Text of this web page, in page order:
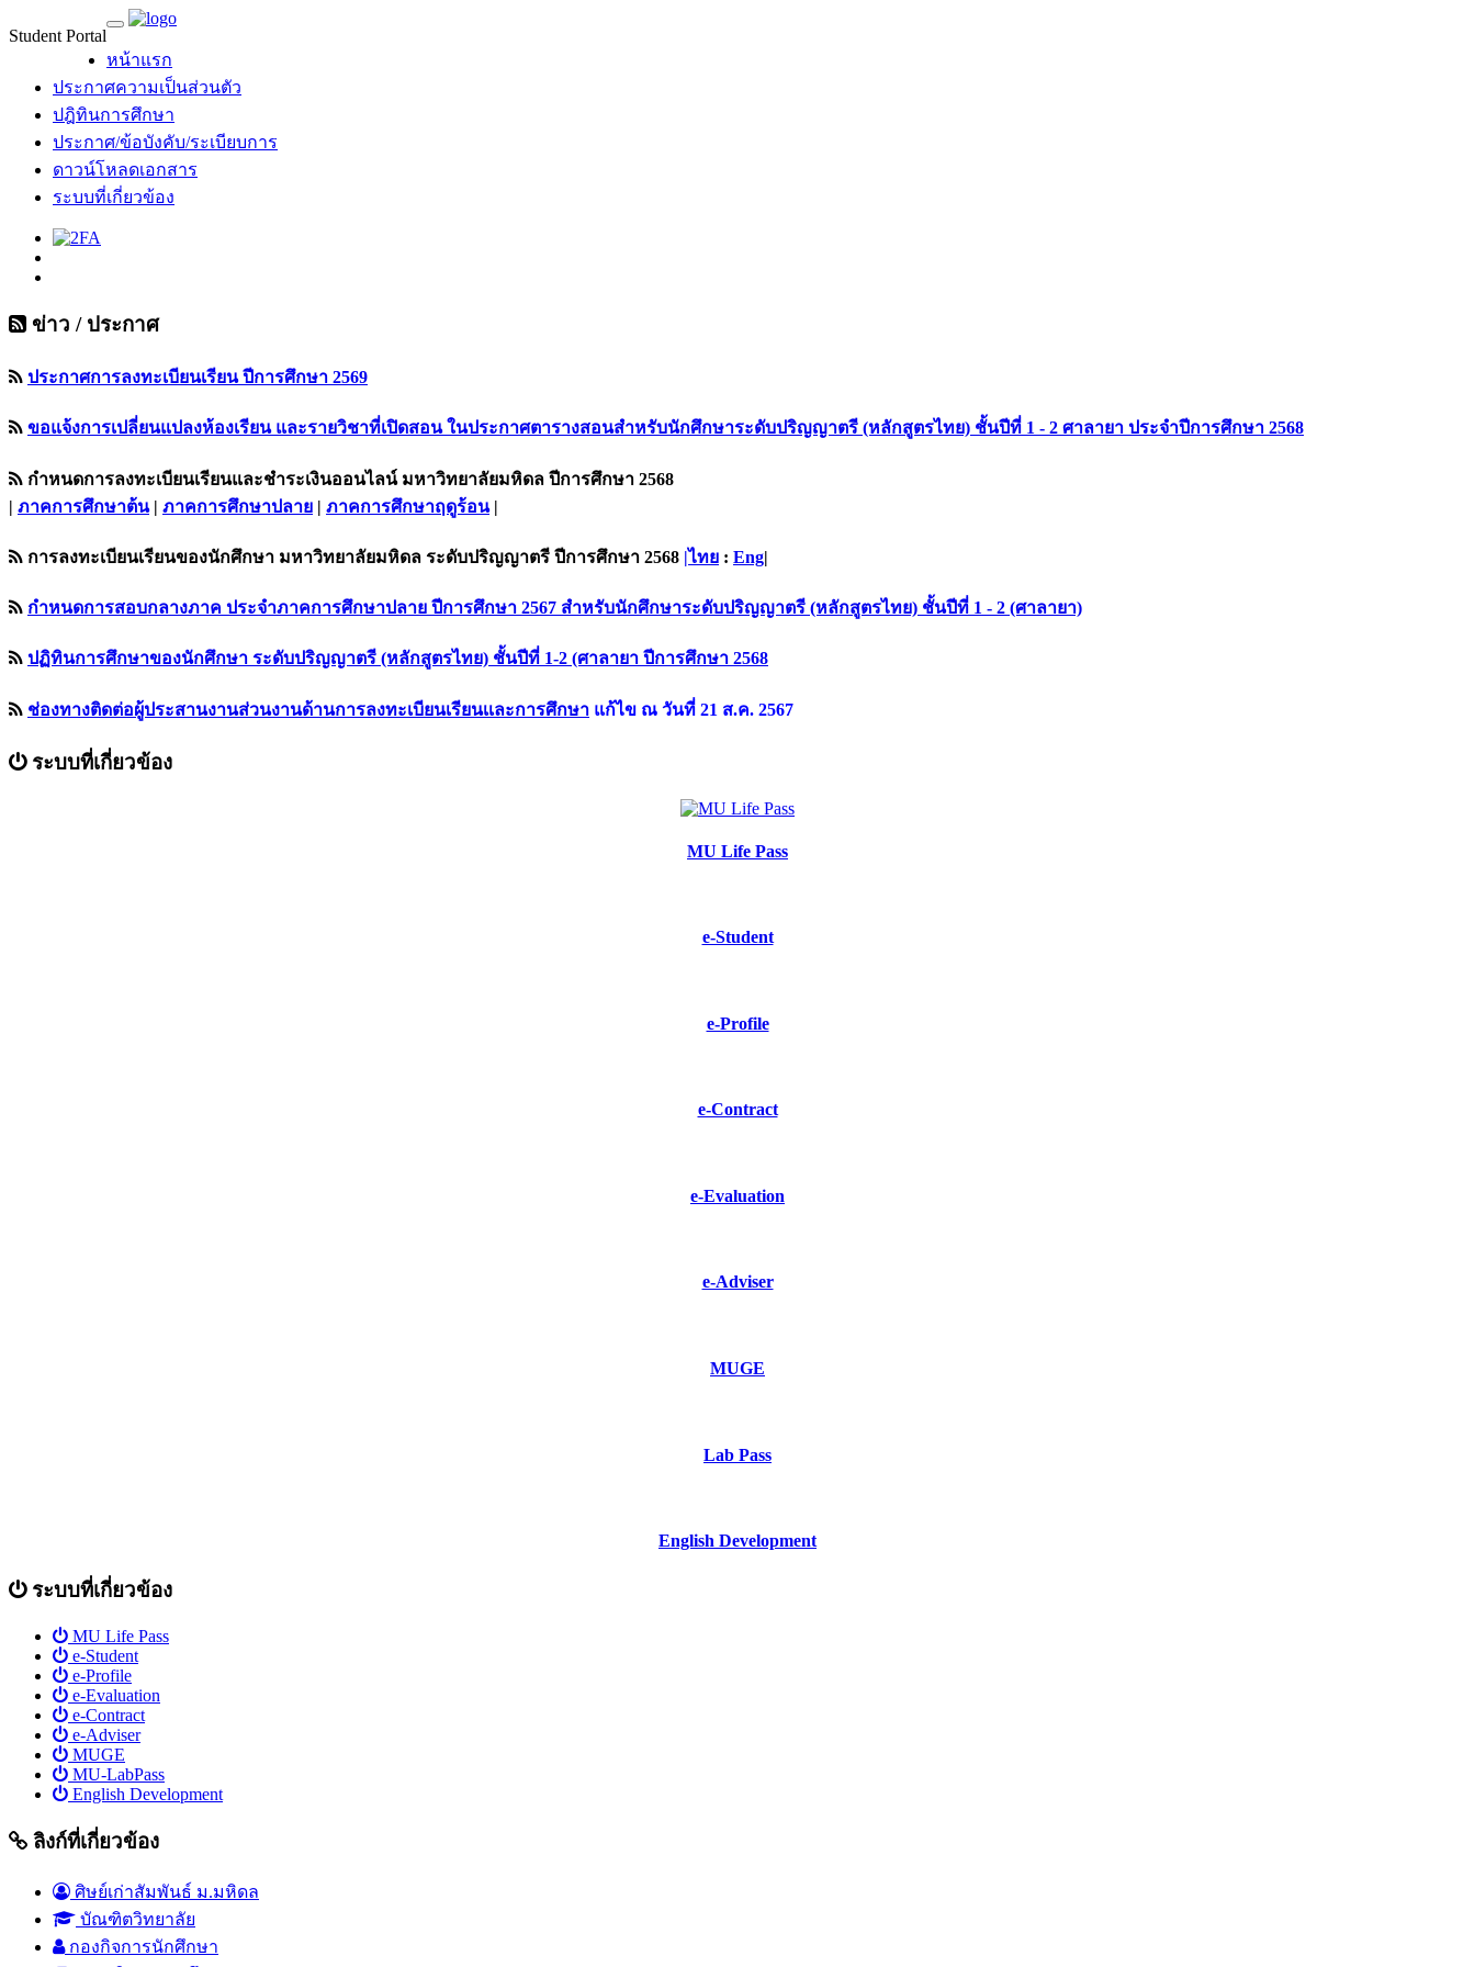
Student Portal
หน้าแรก
ประกาศความเป็นส่วนตัว
ปฎิทินการศึกษา
ประกาศ/ข้อบังคับ/ระเบียบการ
ดาวน์โหลดเอกสาร
ระบบที่เกี่ยวข้อง
ข่าว / ประกาศ
ประกาศการลงทะเบียนเรียน ปีการศึกษา 2569
ขอแจ้งการเปลี่ยนแปลงห้องเรียน และรายวิชาที่เปิดสอน ในประกาศตารางสอนสำหรับนักศึกษาระดับปริญญาตรี (หลักสูตรไทย) ชั้นปีที่ 1 - 2 ศาลายา ประจำปีการศึกษา 2568
กำหนดการลงทะเบียนเรียนและชำระเงินออนไลน์ มหาวิทยาลัยมหิดล ปีการศึกษา 2568
| ภาคการศึกษาต้น| ภาคการศึกษาปลาย | ภาคการศึกษาฤดูร้อน|
การลงทะเบียนเรียนของนักศึกษา มหาวิทยาลัยมหิดล ระดับปริญญาตรี ปีการศึกษา 2568 |ไทย : Eng|
กำหนดการสอบกลางภาค ประจำภาคการศึกษาปลาย ปีการศึกษา 2567 สำหรับนักศึกษาระดับปริญญาตรี (หลักสูตรไทย) ชั้นปีที่ 1 - 2 (ศาลายา)
ปฏิทินการศึกษาของนักศึกษา ระดับปริญญาตรี (หลักสูตรไทย) ชั้นปีที่ 1-2 (ศาลายา ปีการศึกษา 2568
ช่องทางติดต่อผู้ประสานงานส่วนงานด้านการลงทะเบียนเรียนเเละการศึกษา แก้ไข ณ วันที่ 21 ส.ค. 2567
ระบบที่เกี่ยวข้อง
MU Life Pass
e-Student
e-Profile
e-Contract
e-Evaluation
e-Adviser
MUGE
Lab Pass
English Development
ระบบที่เกี่ยวข้อง
MU Life Pass
e-Student
e-Profile
e-Evaluation
e-Contract
e-Adviser
MUGE
MU-LabPass
English Development
ลิงก์ที่เกี่ยวข้อง
ศิษย์เก่าสัมพันธ์ ม.มหิดล
บัณฑิตวิทยาลัย
กองกิจการนักศึกษา